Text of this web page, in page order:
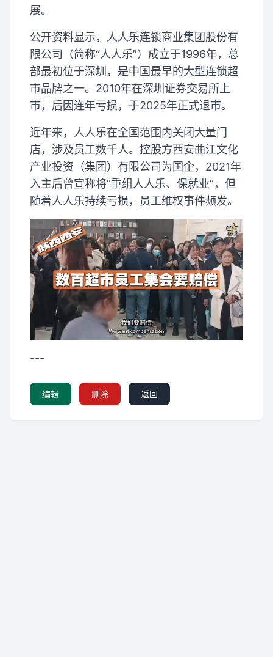
展。
公开资料显示，人人乐连锁商业集团股份有
限公司（简称“人人乐”）成立于1996年，总
部最初位于深圳，是中国最早的大型连锁超
市品牌之一。2010年在深圳证券交易所上
市，后因连年亏损，于2025年正式退市。
近年来，人人乐在全国范围内关闭大量门
店，涉及员工数千人。控股方西安曲江文化
产业投资（集团）有限公司为国企，2021年
入主后曾宣称将“重组人人乐、保就业”，但
随着人人乐持续亏损，员工维权事件频发。
---
编辑 删除 返回